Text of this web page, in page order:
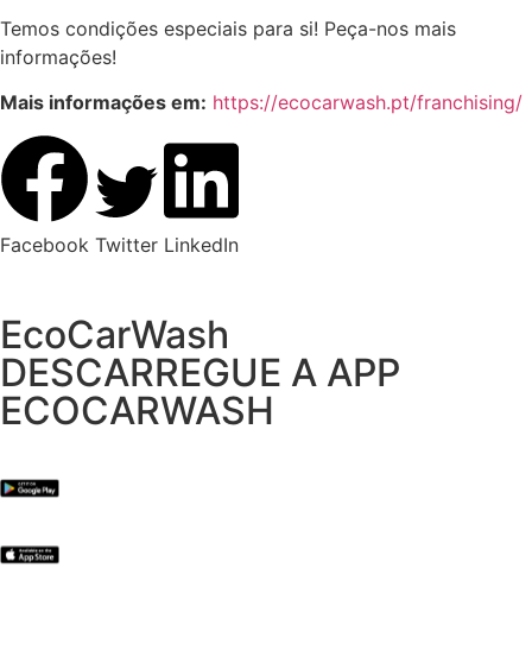
Temos condições especiais para si! Peça-nos mais
informações!
Mais informações em: https://ecocarwash.pt/franchising/
Facebook Twitter LinkedIn
EcoCarWash
DESCARREGUE A APP
ECOCARWASH